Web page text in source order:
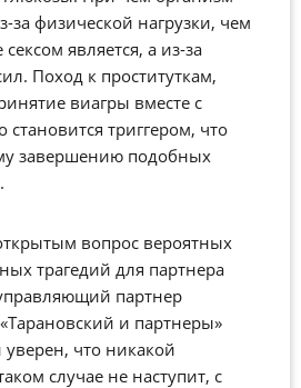
за физической нагрузки, чем
является, а из-за
Поход к проституткам,
виагры вместе с
становится триггером, что
завершению подобных
вопрос вероятных
трагедий для партнера
партнер
и партнеры»
что никакой
случае не наступит, с